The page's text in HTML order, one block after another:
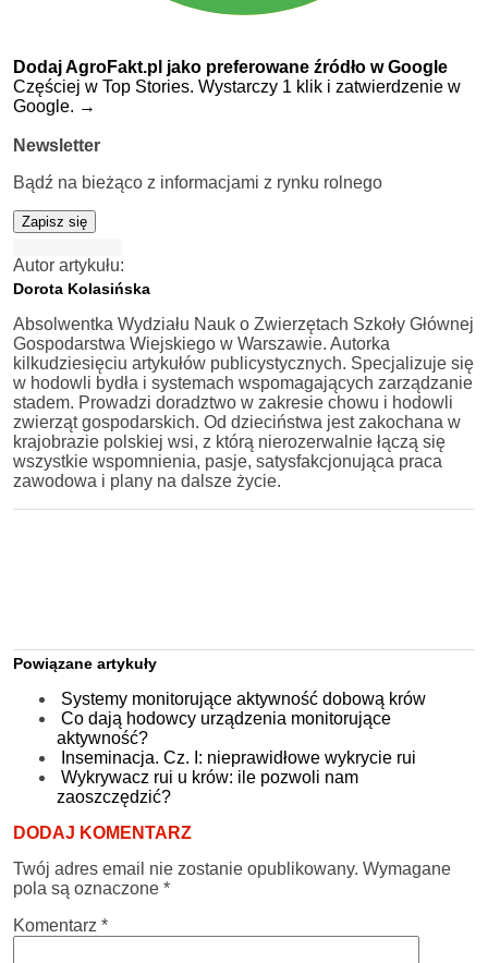
Dodaj AgroFakt.pl jako preferowane źródło w Google
Częściej w Top Stories. Wystarczy 1 klik i zatwierdzenie w
Google. →
Newsletter
Bądź na bieżąco z informacjami z rynku rolnego
Zapisz się
Autor artykułu:
Dorota Kolasińska
Absolwentka Wydziału Nauk o Zwierzętach Szkoły Głównej
Gospodarstwa Wiejskiego w Warszawie. Autorka
kilkudziesięciu artykułów publicystycznych. Specjalizuje się
w hodowli bydła i systemach wspomagających zarządzanie
stadem. Prowadzi doradztwo w zakresie chowu i hodowli
zwierząt gospodarskich. Od dzieciństwa jest zakochana w
krajobrazie polskiej wsi, z którą nierozerwalnie łączą się
wszystkie wspomnienia, pasje, satysfakcjonująca praca
zawodowa i plany na dalsze życie.
Powiązane artykuły
Systemy monitorujące aktywność dobową krów
Co dają hodowcy urządzenia monitorujące
aktywność?
Inseminacja. Cz. I: nieprawidłowe wykrycie rui
Wykrywacz rui u krów: ile pozwoli nam
zaoszczędzić?
DODAJ KOMENTARZ
Twój adres email nie zostanie opublikowany. Wymagane
pola są oznaczone *
Komentarz *